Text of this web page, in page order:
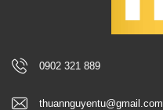
0902 321 889
thuannguyentu@gmail.com